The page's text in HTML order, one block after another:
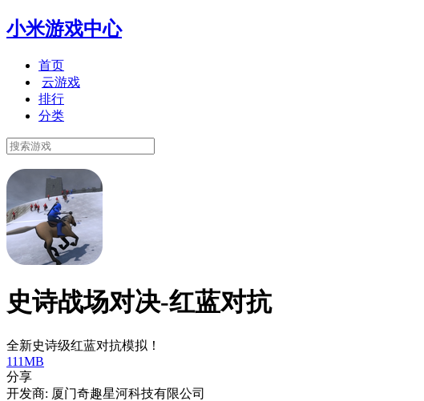
小米游戏中心
首页
云游戏
排行
分类
史诗战场对决-红蓝对抗
全新史诗级红蓝对抗模拟！
111MB
分享
开发商: 厦门奇趣星河科技有限公司